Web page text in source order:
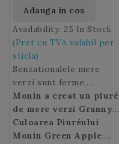
Adauga in cos
Availability: 25 In Stock
(Pret cu TVA valabil per
sticla)
Senzationalele mere
verzi sunt ferme,
crocante si sunt extrem
de apreciate datorita
culorii lor vibrante verde
intens si a gustului dulce
Monin a creat un piuré
de mere verzi Granny
Smith, care combina
perfect gustul fructelor
Culoarea Piuréului
Monin Green Apple: